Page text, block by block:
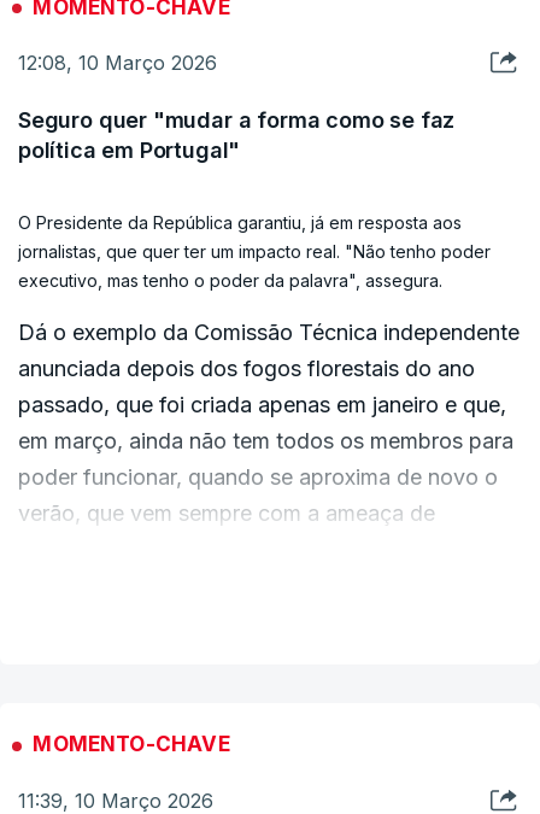
INDISPONÍVEL
MOMENTO-CHAVE
12:08, 10 Março 2026
Seguro quer "mudar a forma como se faz
política em Portugal"
O Presidente da República garantiu, já em resposta aos
jornalistas, que quer ter um impacto real. "Não tenho poder
executivo, mas tenho o poder da palavra", assegura.
Dá o exemplo da Comissão Técnica independente
anunciada depois dos fogos florestais do ano
passado, que foi criada apenas em janeiro e que,
em março, ainda não tem todos os membros para
poder funcionar, quando se aproxima de novo o
verão, que vem sempre com a ameaça de
maneira como se fa política em Portugal".
MOMENTO-CHAVE
11:39, 10 Março 2026